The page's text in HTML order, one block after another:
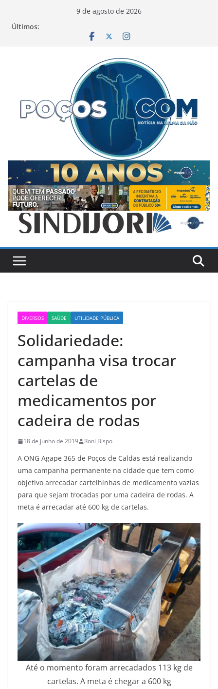
9 de agosto de 2026
Últimos:
DIVERSOS SAÚDE UTILIDADE PÚBLICA
Solidariedade:
campanha visa trocar
cartelas de
medicamentos por
cadeira de rodas
18 de junho de 2019 Roni Bispo
A ONG Agape 365 de Poços de Caldas está realizando
uma campanha permanente na cidade que tem como
objetivo arrecadar cartelhinhas de medicamento vazias
para que sejam trocadas por uma cadeira de rodas. A
meta é arrecadar até 600 kg de cartelas.
Até o momento foram arrecadados 113 kg de
cartelas. A meta é chegar a 600 kg